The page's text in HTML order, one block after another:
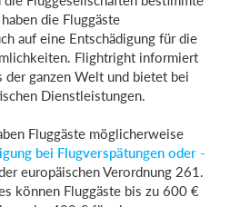
die Fluggäste
auf eine Entschädigung für die
Flightright informiert
der ganzen Welt und bietet bei
Dienstleistungen.
Fluggäste möglicherweise
bei Flugverspätungen oder -
europäischen Verordnung 261.
können Fluggäste bis zu 600 €